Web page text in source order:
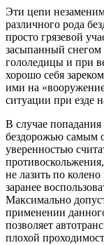
Эти цепи
различного рода
просто грязевой
засыпанный снегом
гололедицы и при
хорошо себя
ими на
ситуации при езде
В случае
бездорожью самым
уверенностью
не лазить по
заранее
Максимально
применении
позволяет
плохой